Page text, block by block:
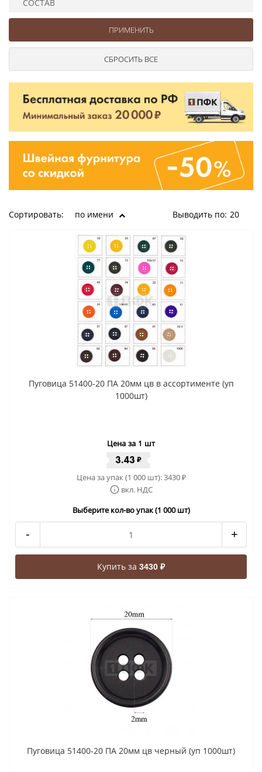
СОСТАВ
Сортировать: по имени Выводить по: 20
Пуговица 51400-20 ПА 20мм цв в ассортименте (уп
1000шт)
Цена за 1 шт
3.43 ₽
Цена за упак (1 000 шт):3430₽
вкл. НДС
Выберите кол-во упак (1 000 шт)
- +
Купить за 3430 ₽
Пуговица 51400-20 ПА 20мм цв черный (уп 1000шт)
Ушковые
Шторные
Цепочки шарики с замком
Ткани
Шнуры